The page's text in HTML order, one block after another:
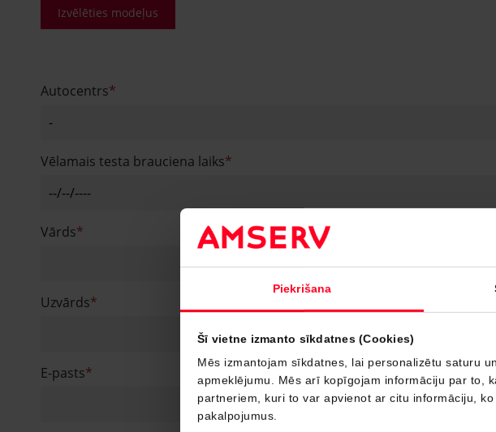
Piekrišana
Šī vietne izmanto sīkdatnes (Cookies)
Mēs izmantojam sīkdatnes, lai personalizētu saturu
apmeklējumu. Mēs arī kopīgojam informāciju par to,
partneriem, kuri to var apvienot ar citu informāciju,
pakalpojumus.
Izvēlēties modeļus
Autocentrs
Vēlamais testa brauciena laiks
Vārds
Uzvārds
E-pasts